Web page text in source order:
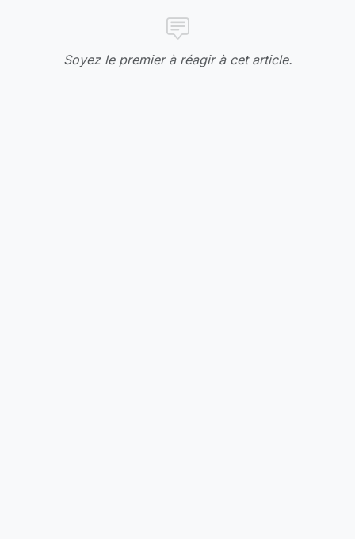
Soyez le premier à réagir à cet article.